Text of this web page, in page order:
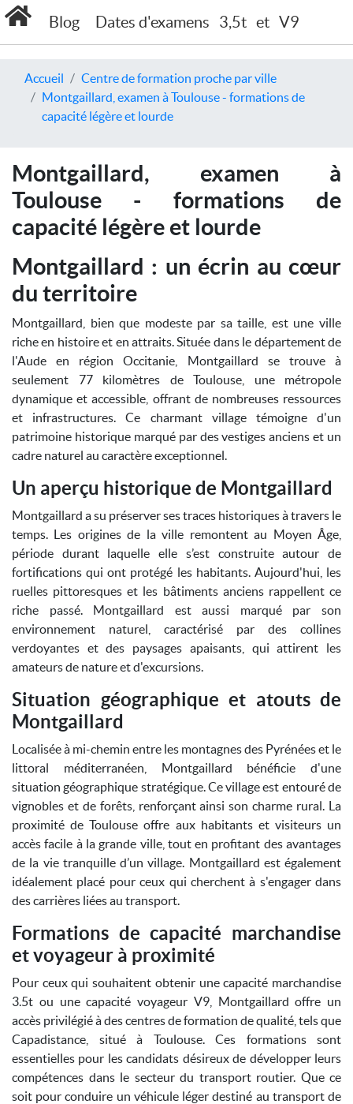
Blog Dates d'examens 3,5t et V9
Accueil
Centre de formation proche par ville
Montgaillard, examen à Toulouse - formations de
capacité légère et lourde
Montgaillard, examen à
Toulouse - formations de
capacité légère et lourde
Montgaillard : un écrin au cœur
du territoire
Montgaillard, bien que modeste par sa taille, est une ville
riche en histoire et en attraits. Située dans le département de
l'Aude en région Occitanie, Montgaillard se trouve à
seulement 77 kilomètres de Toulouse, une métropole
dynamique et accessible, offrant de nombreuses ressources
et infrastructures. Ce charmant village témoigne d'un
patrimoine historique marqué par des vestiges anciens et un
cadre naturel au caractère exceptionnel.
Un aperçu historique de Montgaillard
Montgaillard a su préserver ses traces historiques à travers le
temps. Les origines de la ville remontent au Moyen Âge,
période durant laquelle elle s’est construite autour de
fortifications qui ont protégé les habitants. Aujourd'hui, les
ruelles pittoresques et les bâtiments anciens rappellent ce
riche passé. Montgaillard est aussi marqué par son
environnement naturel, caractérisé par des collines
verdoyantes et des paysages apaisants, qui attirent les
amateurs de nature et d'excursions.
Situation géographique et atouts de
Montgaillard
Localisée à mi-chemin entre les montagnes des Pyrénées et le
littoral méditerranéen, Montgaillard bénéficie d'une
situation géographique stratégique. Ce village est entouré de
vignobles et de forêts, renforçant ainsi son charme rural. La
proximité de Toulouse offre aux habitants et visiteurs un
accès facile à la grande ville, tout en profitant des avantages
de la vie tranquille d’un village. Montgaillard est également
idéalement placé pour ceux qui cherchent à s'engager dans
des carrières liées au transport.
Formations de capacité marchandise
et voyageur à proximité
Pour ceux qui souhaitent obtenir une capacité marchandise
3.5t ou une capacité voyageur V9, Montgaillard offre un
accès privilégié à des centres de formation de qualité, tels que
Capadistance, situé à Toulouse. Ces formations sont
essentielles pour les candidats désireux de développer leurs
compétences dans le secteur du transport routier. Que ce
soit pour conduire un véhicule léger destiné au transport de